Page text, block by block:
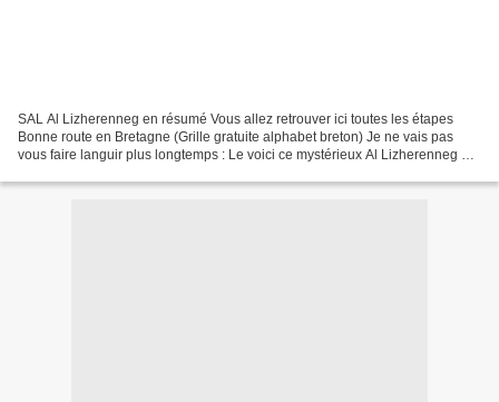
SAL Al Lizherenneg en résumé Vous allez retrouver ici toutes les étapes
Bonne route en Bretagne (Grille gratuite alphabet breton) Je ne vais pas
vous faire languir plus longtemps : Le voici ce mystérieux Al Lizherenneg Ce